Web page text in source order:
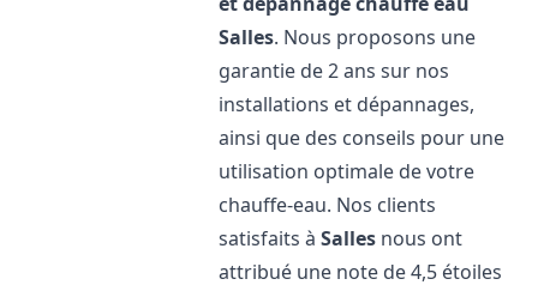
Salles. Nous proposons une
garantie de 2 ans sur nos
installations et dépannages,
ainsi que des conseils pour une
utilisation optimale de votre
chauffe-eau. Nos clients
satisfaits àSalles nous ont
attribué une note de 4,5 étoiles